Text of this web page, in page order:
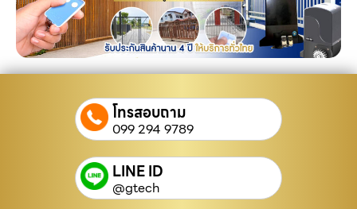
โทรสอบถาม
099 294 9789
LINE ID
@gtech